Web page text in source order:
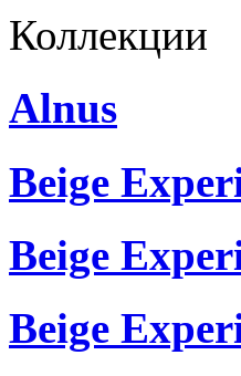
Коллекции
Alnus
Beige
Beige
Beige